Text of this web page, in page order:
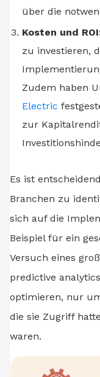
über die
Kosten und
zu investieren,
Zudem haben
Electric
zur
Es ist
Branchen zu
sich auf die
Beispiel für ein
Versuch eines
predictive
optimieren, nur
die sie Zugriff
waren.